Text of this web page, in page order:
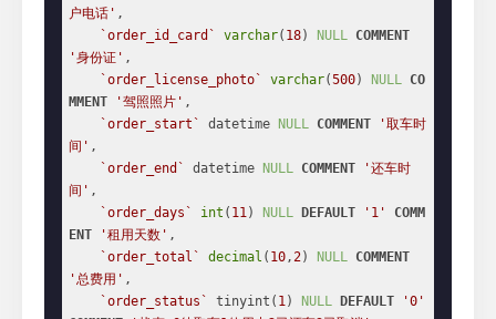
户电话' ,
`order_id_card`
varchar( 18) NULL COMMENT
'身份证' ,
`order_license_photo`
varchar(500) NULL CO
MMENT
'驾照照片' ,
`order_start`
datetime NULL COMMENT
'取车时
间' ,
`order_end`
datetime NULL COMMENT
'还车时
间' ,
`order_days`
int ( 11) NULL DEFAULT '1'
COMM
ENT
'租用天数' ,
`order_total`
decimal ( 10,2) NULL COMMENT
'总费用' ,
`order_status`
tinyint( 1) NULL DEFAULT
'0'